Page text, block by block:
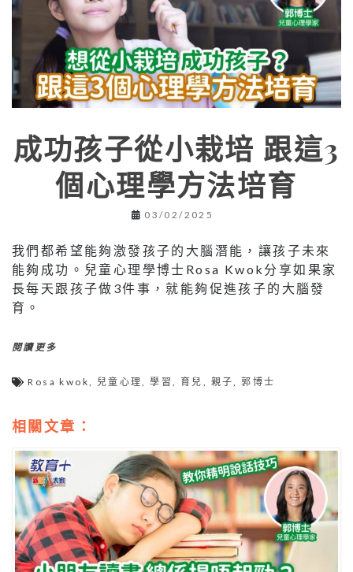
成功孩子從小栽培 跟這3
個心理學方法培育
03/02/2025
我們都希望能夠激發孩子的大腦潛能，讓孩子未來
能夠成功。兒童心理學博士Rosa Kwok分享如果家
長每天跟孩子做3件事，就能夠促進孩子的大腦發
育。
閱讀更多
Rosa kwok 兒童心理 ,學習 育兒 親子 ,郭博士
相關文章：